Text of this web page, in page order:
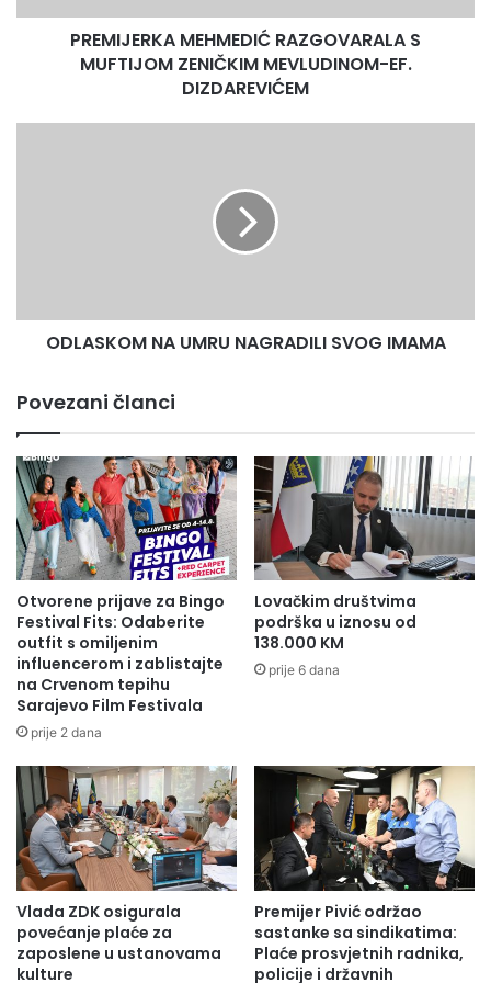
DIZDAREVIĆEM
PREMIJERKA MEHMEDIĆ RAZGOVARALA S
MUFTIJOM ZENIČKIM MEVLUDINOM-EF.
DIZDAREVIĆEM
ODLASKOM NA UMRU NAGRADILI SVOG IMAMA
Povezani članci
Otvorene prijave za Bingo
Festival Fits: Odaberite
outfit s omiljenim
influencerom i zablistajte
na Crvenom tepihu
Sarajevo Film Festivala
prije 2 dana
Lovačkim društvima
podrška u iznosu od
138.000 KM
prije 6 dana
Vlada ZDK osigurala
povećanje plaće za
zaposlene u ustanovama
kulture
Premijer Pivić održao
sastanke sa sindikatima:
Plaće prosvjetnih radnika,
policije i državnih